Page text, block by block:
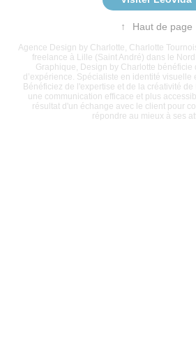
↑ Haut de page
Agence Design by Charlotte, Charlotte
freelance à Lille (Saint André) dans le
Graphique, Design by Charlotte bénéficie
d’expérience. Spécialiste en identité visuelle
Bénéficiez de l'expertise et de la créativité
une communication efficace et plus
résultat d'un échange avec le client pour
répondre au mieux à ses